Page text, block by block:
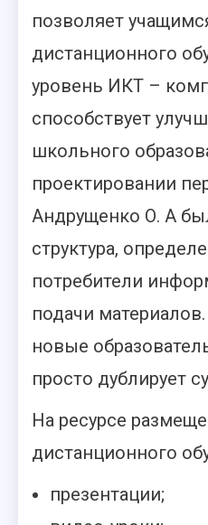
позволяет
дистанционного
уровень ИКТ –
способствует
школьного
проектировании
Андрущенко О. А
структура,
потребители
подачи
новые
просто дублирует
На ресурсе
дистанционного
презентации;